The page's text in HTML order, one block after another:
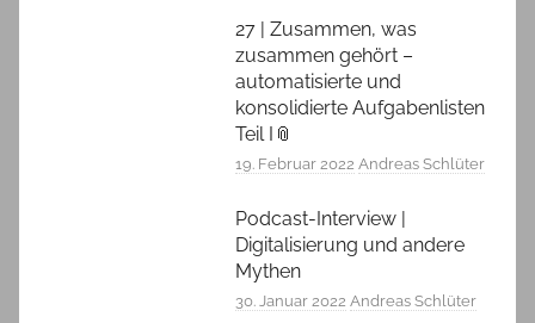
27 | Zusammen, was
zusammen gehört –
automatisierte und
konsolidierte Aufgabenlisten
Teil I📎
19. Februar 2022 Andreas Schlüter
Podcast-Interview |
Digitalisierung und andere
Mythen
30. Januar 2022 Andreas Schlüter